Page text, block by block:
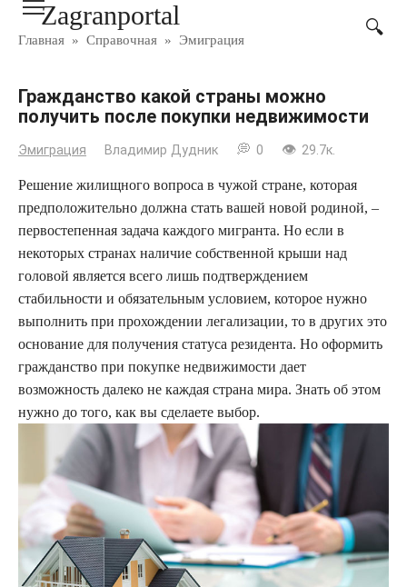
ПерейтиZagranportal
Главная » Справочная » Эмиграция
Гражданство какой страны можно
получить после покупки недвижимости
Эмиграция Владимир Дудник 0 29.7к.
Решение жилищного вопроса в чужой стране, которая
предположительно должна стать вашей новой родиной, –
первостепенная задача каждого мигранта. Но если в
некоторых странах наличие собственной крыши над
головой является всего лишь подтверждением
стабильности и обязательным условием, которое нужно
выполнить при прохождении легализации, то в других это
основание для получения статуса резидента. Но оформить
гражданство при покупке недвижимости дает
возможность далеко не каждая страна мира. Знать об этом
нужно до того, как вы сделаете выбор.